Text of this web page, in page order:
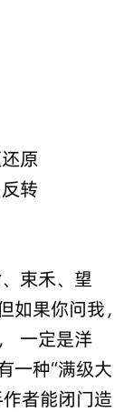
原
转
束禾、望
如果你问我，
一定是洋
一种“满级大
者能闭门造